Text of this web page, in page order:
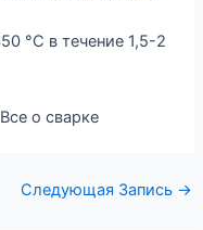
°С в течение 1,5-2
Следующая Запись →